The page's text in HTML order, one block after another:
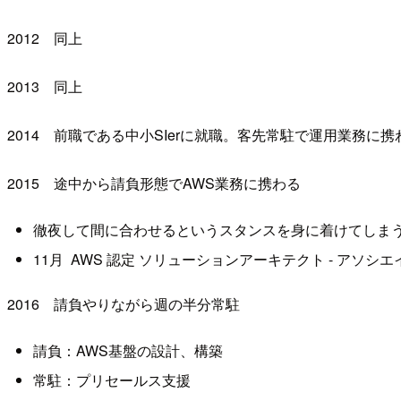
2012 同上
2013 同上
2014 前職である中小SIerに就職。客先常駐で運用業務に携
2015 途中から請負形態でAWS業務に携わる
徹夜して間に合わせるというスタンスを身に着けてしまう
11月 AWS 認定 ソリューションアーキテクト - アソシエ
2016 請負やりながら週の半分常駐
請負：AWS基盤の設計、構築
常駐：プリセールス支援